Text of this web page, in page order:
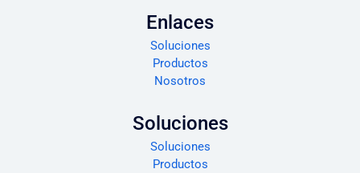
Enlaces
Soluciones
Productos
Nosotros
Soluciones
Soluciones
Productos